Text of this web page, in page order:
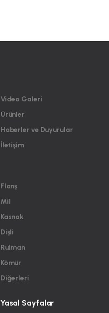
Video Galeri
Ürünler
Haberler ve Duyurular
İletişim
Flanş
Mil
Kasnak
Dişli
Rulman
Kömür
Diğerleri
Yasal Sayfalar